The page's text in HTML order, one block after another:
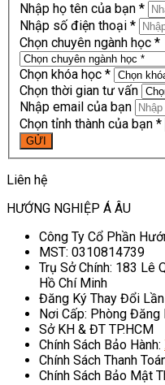
Nhập họ tên của bạn *
Nhập số điện thoại *
Chọn chuyên ngành học *
Chọn khóa học *
Chọn thời gian tư vấn
Nhập email của bạn
Chọn tỉnh thành của bạn *
Liên hệ
HƯỚNG NGHIỆP Á ÂU
Công Ty Cổ Phần
MST: 0310814739
Trụ Sở Chính: 183 Lê
Hồ Chí Minh
Đăng Ký Thay Đổi
Nơi Cấp: Phòng Đăng
Sở KH & ĐT TP.HCM
Chính Sách Bảo Hành:
Chính Sách Thanh
Chính Sách Bảo Mật